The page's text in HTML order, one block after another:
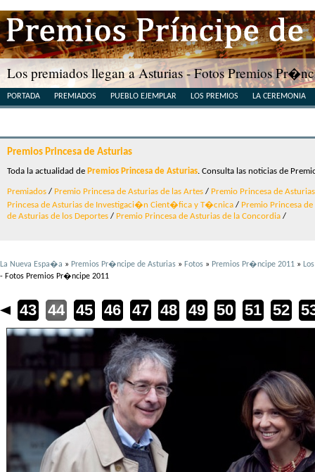
Los premiados llegan a Asturias - Fotos Premios
PORTADA PREMIADOS PUEBLO EJEMPLAR LOS PREMIOS LA CEREMONIA
Premios Princesa de Asturias
Toda la actualidad de Premios Princesa de Asturias. Consulta las noticias de
Premiados / Premio Princesa de Asturias de las Artes / Premio Princesa de
Princesa de Asturias de Investigaci�n Cient�fica y T�cnica / Premio Princesa
de Asturias de los Deportes / Premio Princesa de Asturias de la Concordia /
La Nueva Espa�a » Premios Pr�ncipe de Asturias » Fotos » Premios Pr�ncipe 2011 »
- Fotos Premios Pr�ncipe 2011
43 44 45 46 47 48 49 50 51 52